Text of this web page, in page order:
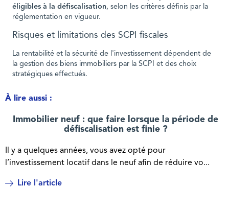
éligibles à la défiscalisation, selon les critères définis par la
réglementation en vigueur.
Risques et limitations des SCPI fiscales
La rentabilité et la sécurité de l'investissement dépendent de
la gestion des biens immobiliers par la SCPI et des choix
stratégiques effectués.
À lire aussi :
Immobilier neuf : que faire lorsque la période de
défiscalisation est finie ?
Il y a quelques années, vous avez opté pour
l’investissement locatif dans le neuf afin de réduire vo...
Lire l'article